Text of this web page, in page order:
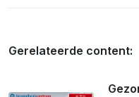
Gerelateerde content: